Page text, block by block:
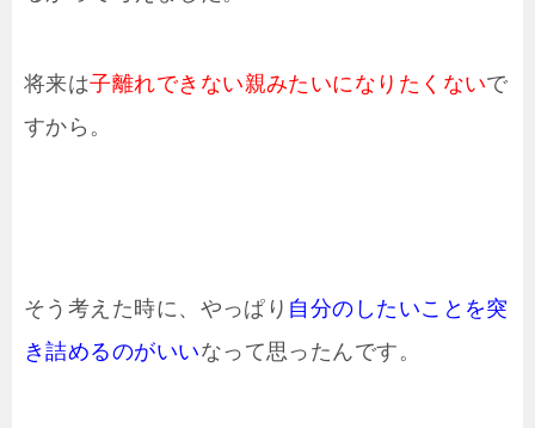
将来は子離れできない親みたいになりたくないで
すから。
そう考えた時に、やっぱり 自分のしたいことを突
き詰めるのがいいなって思ったんです。